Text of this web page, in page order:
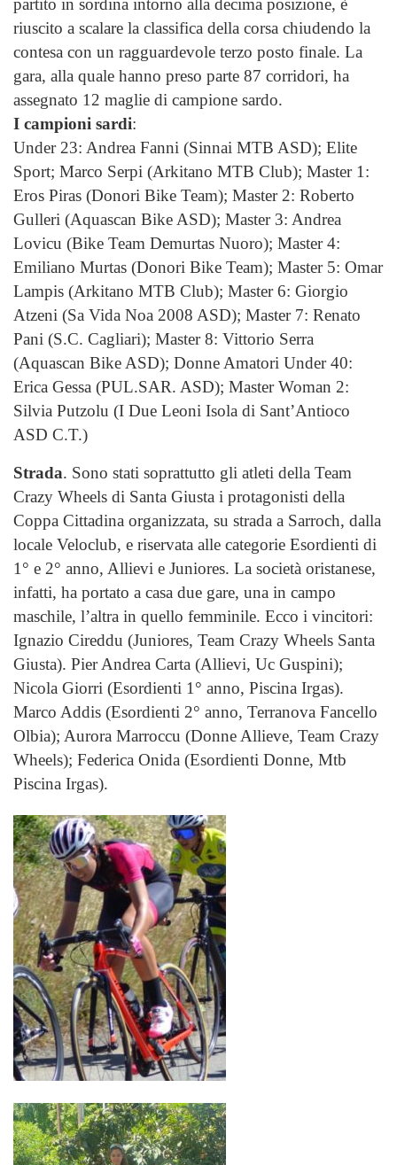
partito in sordina intorno alla decima posizione, è
riuscito a scalare la classifica della corsa chiudendo la
contesa con un ragguardevole terzo posto finale. La
gara, alla quale hanno preso parte 87 corridori, ha
assegnato 12 maglie di campione sardo.
I campioni sardi:
Under 23: Andrea Fanni (Sinnai MTB ASD); Elite
Sport; Marco Serpi (Arkitano MTB Club); Master 1:
Eros Piras (Donori Bike Team); Master 2: Roberto
Gulleri (Aquascan Bike ASD); Master 3: Andrea
Lovicu (Bike Team Demurtas Nuoro); Master 4:
Emiliano Murtas (Donori Bike Team); Master 5: Omar
Lampis (Arkitano MTB Club); Master 6: Giorgio
Atzeni (Sa Vida Noa 2008 ASD); Master 7: Renato
Pani (S.C. Cagliari); Master 8: Vittorio Serra
(Aquascan Bike ASD); Donne Amatori Under 40:
Erica Gessa (PUL.SAR. ASD); Master Woman 2:
Silvia Putzolu (I Due Leoni Isola di Sant’Antioco
ASD C.T.)
Strada. Sono stati soprattutto gli atleti della Team
Crazy Wheels di Santa Giusta i protagonisti della
Coppa Cittadina organizzata, su strada a Sarroch, dalla
locale Veloclub, e riservata alle categorie Esordienti di
1° e 2° anno, Allievi e Juniores. La società oristanese,
infatti, ha portato a casa due gare, una in campo
maschile, l’altra in quello femminile. Ecco i vincitori:
Ignazio Cireddu (Juniores, Team Crazy Wheels Santa
Giusta). Pier Andrea Carta (Allievi, Uc Guspini);
Nicola Giorri (Esordienti 1° anno, Piscina Irgas).
Marco Addis (Esordienti 2° anno, Terranova Fancello
Olbia); Aurora Marroccu (Donne Allieve, Team Crazy
Wheels); Federica Onida (Esordienti Donne, Mtb
Piscina Irgas).